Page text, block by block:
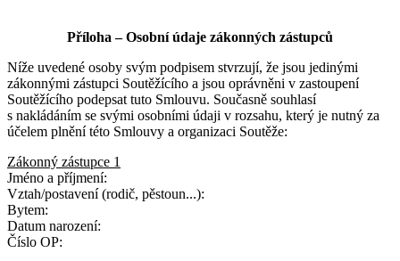
Příloha – Osobní údaje zákonných zástupců
Níže uvedené osoby svým podpisem stvrzují, že jsou jedinými
zákonnými zástupci Soutěžícího a jsou oprávněni v zastoupení
Soutěžícího podepsat tuto Smlouvu. Současně souhlasí
s nakládáním se svými osobními údaji v rozsahu, který je nutný za
účelem plnění této Smlouvy a organizaci Soutěže:
Zákonný zástupce 1
Jméno a příjmení:
Vztah/postavení (rodič, pěstoun...):
Bytem:
Datum narození:
Číslo OP: